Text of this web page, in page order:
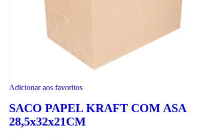
Adicionar aos favoritos
SACO PAPEL KRAFT COM ASA
28,5x32x21CM